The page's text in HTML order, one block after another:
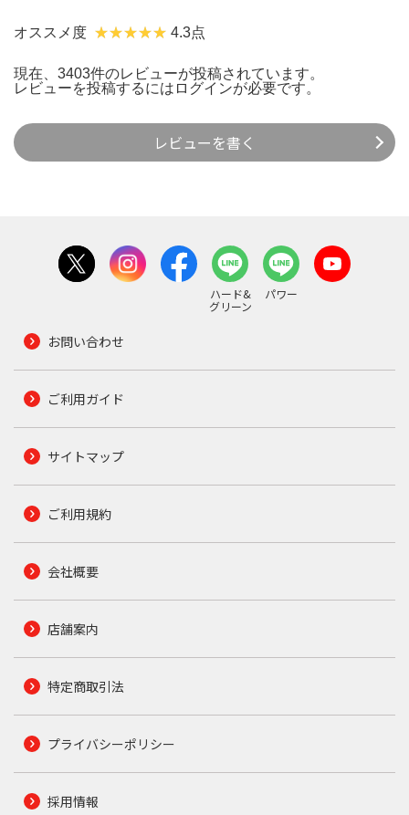
オススメ度 4.3点
現在、3403件のレビューが投稿されています。
レビューを投稿するには ログインが必要です。
レビューを書く
ハード&
グリーン
パワー
お問い合わせ
ご利用ガイド
サイトマップ
ご利用規約
会社概要
店舗案内
特定商取引法
プライバシーポリシー
採用情報